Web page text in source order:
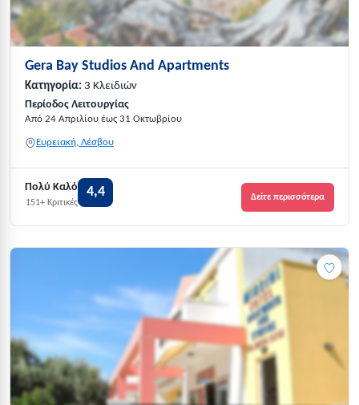
Gera Bay Studios And Apartments
Κατηγορία: 3 Κλειδιών
Περίοδος Λειτουργίας
Από 24 Απριλίου έως 31 Οκτωβρίου
Ευρειακή, Λέσβου
Πολύ Καλό
151+ Κριτικές
4,4 Δείτε περισσότερα